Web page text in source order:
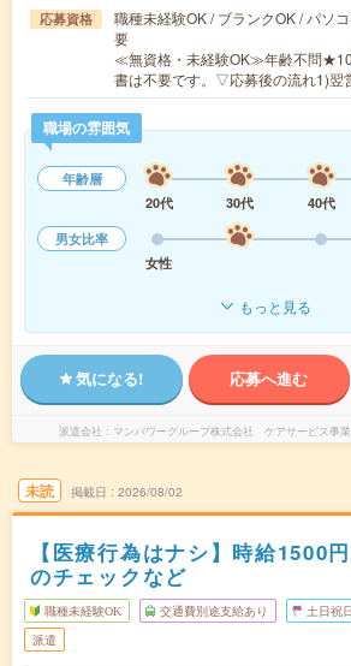
応募資格
職種未経験OK / ブランクOK / パソ
要
≪無資格・未経験OK≫年齢不問
書は不要です。▽応募後の流れ1)翌
職場の雰囲気
年齢層
20代
30代 40代
男女比率
女性
もっと見る
気になる! 応募へ進む
派遣会社 マンパワーグループ株式会社 ケアサービス事
未読 掲載日 2026/08/02
【医療行為はナシ】時給1500
のチェックなど
職種未経験OK 交通費別途支給あり 土日祝
派遣